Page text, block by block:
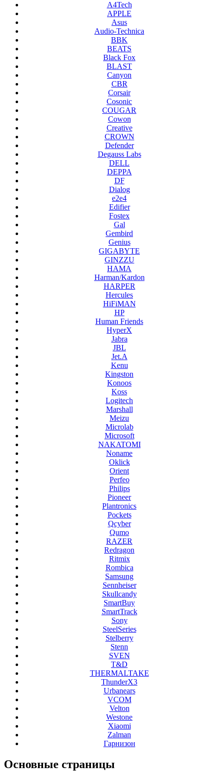
A4Tech
APPLE
Asus
Audio-Technica
BBK
BEATS
Black Fox
BLAST
Canyon
CBR
Corsair
Cosonic
COUGAR
Cowon
Creative
CROWN
Defender
Degauss Labs
DELL
DEPPA
DF
Dialog
e2e4
Edifier
Fostex
Gal
Gembird
Genius
GIGABYTE
GINZZU
HAMA
Harman/Kardon
HARPER
Hercules
HiFiMAN
HP
Human Friends
HyperX
Jabra
JBL
Jet.A
Kenu
Kingston
Konoos
Koss
Logitech
Marshall
Meizu
Microlab
Microsoft
NAKATOMI
Noname
Oklick
Orient
Perfeo
Philips
Pioneer
Plantronics
Pockets
Qcyber
Qumo
RAZER
Redragon
Ritmix
Rombica
Samsung
Sennheiser
Skullcandy
SmartBuy
SmartTrack
Sony
SteelSeries
Stelberry
Stenn
SVEN
T&D
THERMALTAKE
ThunderX3
Urbanears
VCOM
Velton
Westone
Xiaomi
Zalman
Гарнизон
Основные страницы